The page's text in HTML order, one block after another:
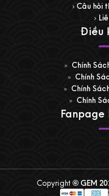
Câu hỏi
Điều
Chính
Chính
Chính
Chính
Fanpage
Copyright © GEM